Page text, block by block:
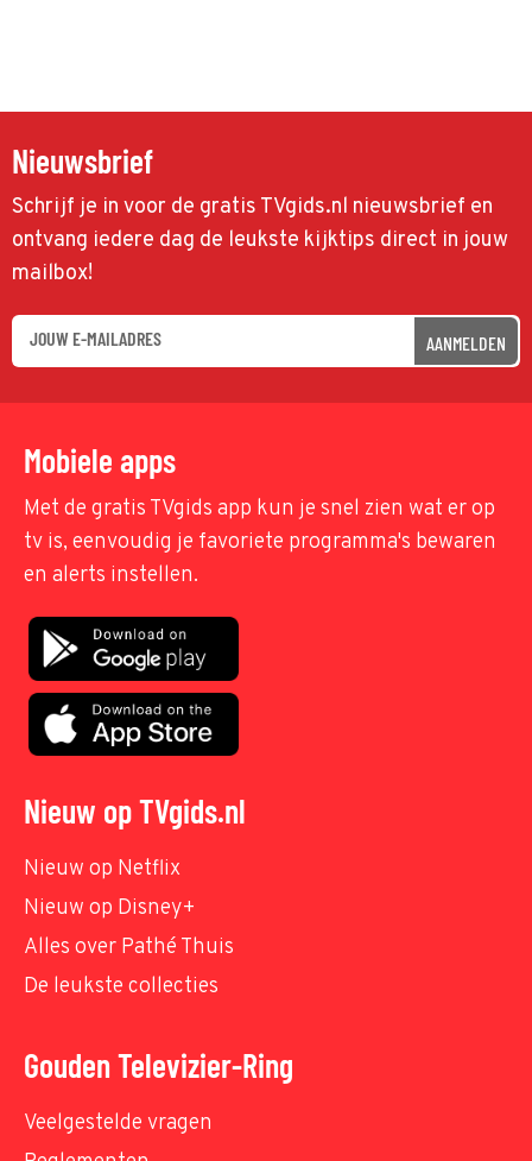
Nieuwsbrief
Schrijf je in voor de gratis TVgids.nl nieuwsbrief en
ontvang iedere dag de leukste kijktips direct in jouw
mailbox!
AANMELDEN
Mobiele apps
Met de gratis TVgids app kun je snel zien wat er op
tv is, eenvoudig je favoriete programma's bewaren
en alerts instellen.
Nieuw op TVgids.nl
Nieuw op Netflix
Nieuw op Disney+
Alles over Pathé Thuis
De leukste collecties
Gouden Televizier-Ring
Veelgestelde vragen